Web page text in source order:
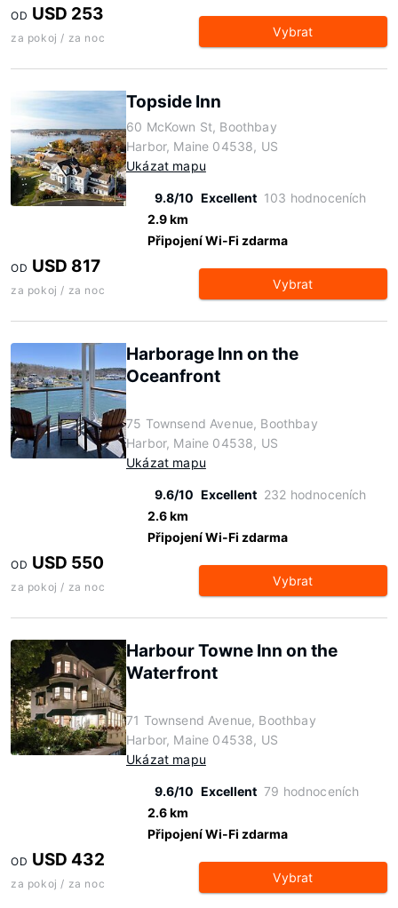
OD USD 253
za pokoj / za noc Vybrat
Topside Inn
60 McKown St, Boothbay
Harbor, Maine 04538, US
Ukázat mapu
9.8/10 Excellent 103 hodnoceních
2.9 km
Připojení Wi-Fi zdarma
OD USD 817
za pokoj / za noc Vybrat
Harborage Inn on the
Oceanfront
75 Townsend Avenue, Boothbay
Harbor, Maine 04538, US
Ukázat mapu
9.6/10 Excellent 232 hodnoceních
2.6 km
Připojení Wi-Fi zdarma
OD USD 550
za pokoj / za noc Vybrat
Harbour Towne Inn on the
Waterfront
71 Townsend Avenue, Boothbay
Harbor, Maine 04538, US
Ukázat mapu
9.6/10 Excellent 79 hodnoceních
2.6 km
Připojení Wi-Fi zdarma
OD USD 432
za pokoj / za noc Vybrat